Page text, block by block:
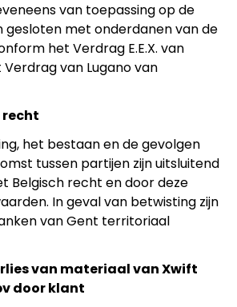
van toepassing op de
met onderdanen van de
het Verdrag E.E.X. van
Verdrag van Lugano van
recht
het bestaan en de gevolgen
tussen partijen zijn uitsluitend
Belgisch recht en door deze
In geval van betwisting zijn
van Gent territoriaal
van materiaal van Xwift
door klant